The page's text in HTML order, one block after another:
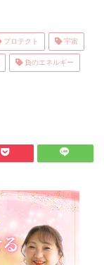
プロテクト 宇宙
負のエネルギー